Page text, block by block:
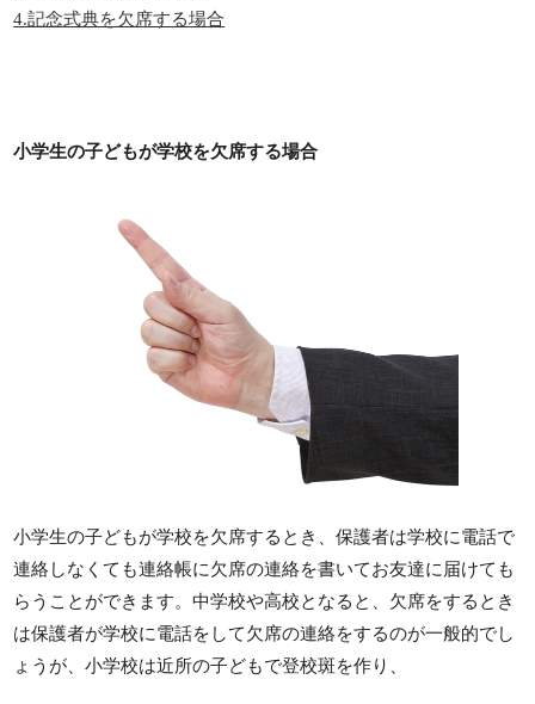
4.記念式典を欠席する場合
小学生の子どもが学校を欠席する場合
小学生の子どもが学校を欠席するとき、保護者は学校に電話で
連絡しなくても連絡帳に欠席の連絡を書いてお友達に届けても
らうことができます。中学校や高校となると、欠席をするとき
は保護者が学校に電話をして欠席の連絡をするのが一般的でし
ょうが、小学校は近所の子どもで登校斑を作り、